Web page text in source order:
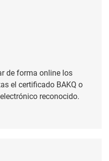
de forma online los
el certificado BAKQ o
reconocido.